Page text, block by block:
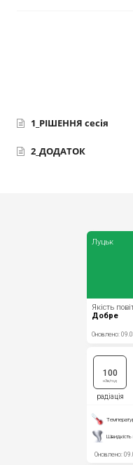
1_РІШЕННЯ сесія
2_ДОДАТОК